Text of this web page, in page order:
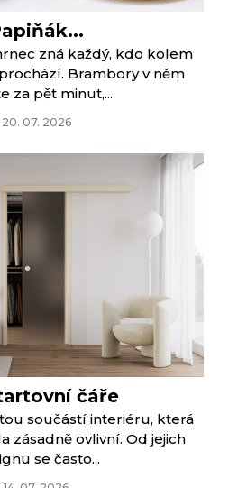
zná každý, kdo kolem
Brambory v něm
za pět minut,...
20. 07. 2026
čáře
součástí interiéru, která
zásadně ovlivní. Od jejich
se často...